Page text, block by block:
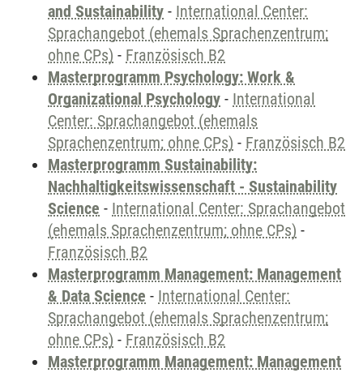
and Sustainability - International Center:
Sprachangebot (ehemals Sprachenzentrum;
ohne CPs) - Französisch B2
Masterprogramm Psychology: Work &
Organizational Psychology - International
Center: Sprachangebot (ehemals
Sprachenzentrum; ohne CPs) - Französisch B2
Masterprogramm Sustainability:
Nachhaltigkeitswissenschaft - Sustainability
Science - International Center: Sprachangebot
(ehemals Sprachenzentrum; ohne CPs) -
Französisch B2
Masterprogramm Management: Management
& Data Science - International Center:
Sprachangebot (ehemals Sprachenzentrum;
ohne CPs) - Französisch B2
Masterprogramm Management: Management